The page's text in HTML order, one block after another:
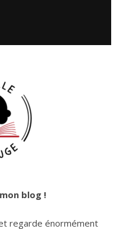
blog !
regarde énormément